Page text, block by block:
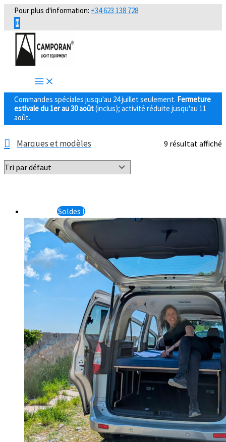
Aller
contenu
Pour plus d'information: +34 623 138 728
0
Commandes spéciales jusqu'au 24 juillet seulement. Fermeture
estivale du 1er au 30 août(inclus); activité réduite jusqu'au 11
août.
Marques et modèles 9 résultat affiché
Soldes !